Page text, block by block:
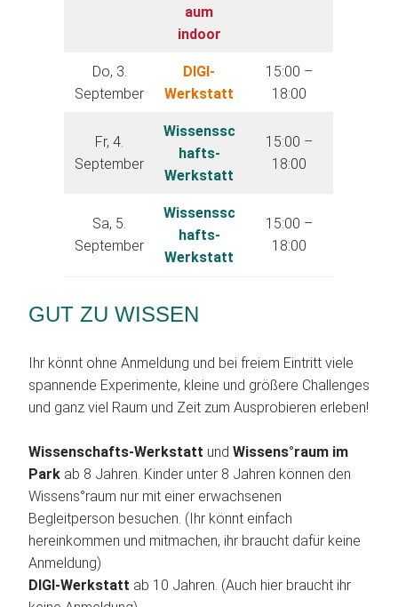
aum
indoor
Do, 3.
September
DIGI-
Werkstatt
15:00 –
18:00
Fr, 4.
September
Wissenssc
hafts-
Werkstatt
15:00 –
18:00
Sa, 5.
September
Wissenssc
hafts-
Werkstatt
15:00 –
18:00
GUT ZU WISSEN
Ihr könnt ohne Anmeldung und bei freiem Eintritt viele
spannende Experimente, kleine und größere Challenges
und ganz viel Raum und Zeit zum Ausprobieren erleben!
Wissenschafts-Werkstatt und Wissens°raum im
Park ab 8 Jahren. Kinder unter 8 Jahren können den
Wissens°raum nur mit einer erwachsenen
Begleitperson besuchen. (Ihr könnt einfach
hereinkommen und mitmachen, ihr braucht dafür keine
Anmeldung)
DIGI-Werkstatt ab 10 Jahren. (Auch hier braucht ihr